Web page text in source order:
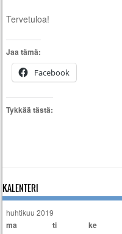
Tervetuloa!
Jaa tämä:
Facebook
Tykkää tästä:
KALENTERI
huhtikuu 2019
ma ti ke